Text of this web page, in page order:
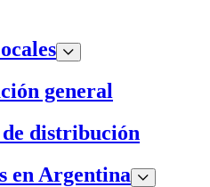
general
distribución
en Argentina